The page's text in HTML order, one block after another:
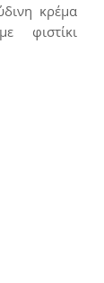
κρέμα
φιστίκι